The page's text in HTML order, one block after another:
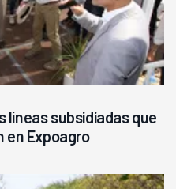
líneas subsidiadas que
en Expoagro